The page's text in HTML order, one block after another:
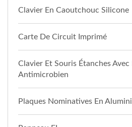
Clavier En Caoutchouc Silicone
Carte De Circuit Imprimé
Clavier Et Souris Étanches Avec
Antimicrobien
Plaques Nominatives En